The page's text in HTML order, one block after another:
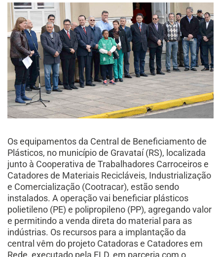
Os equipamentos da Central de Beneficiamento de
Plásticos, no município de Gravataí (RS), localizada
junto à Cooperativa de Trabalhadores Carroceiros e
Catadores de Materiais Recicláveis, Industrialização
e Comercialização (Cootracar), estão sendo
instalados. A operação vai beneficiar plásticos
polietileno (PE) e polipropileno (PP), agregando valor
e permitindo a venda direta do material para as
indústrias. Os recursos para a implantação da
central vêm do projeto Catadoras e Catadores em